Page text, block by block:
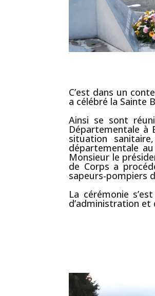
C’est dans un
a célébré la Sainte
Ainsi se sont
Départementale à
situation
départementale
Monsieur le
de Corps a
sapeurs-pompiers
La cérémonie
d’administration et